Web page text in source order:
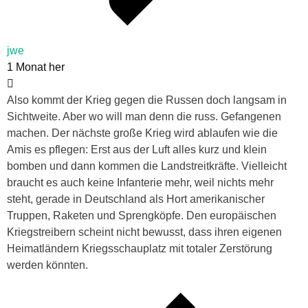
jwe
1 Monat her
Also kommt der Krieg gegen die Russen doch langsam in
Sichtweite. Aber wo will man denn die russ. Gefangenen
machen. Der nächste große Krieg wird ablaufen wie die
Amis es pflegen: Erst aus der Luft alles kurz und klein
bomben und dann kommen die Landstreitkräfte. Vielleicht
braucht es auch keine Infanterie mehr, weil nichts mehr
steht, gerade in Deutschland als Hort amerikanischer
Truppen, Raketen und Sprengköpfe. Den europäischen
Kriegstreibern scheint nicht bewusst, dass ihren eigenen
Heimatländern Kriegsschauplatz mit totaler Zerstörung
werden könnten.